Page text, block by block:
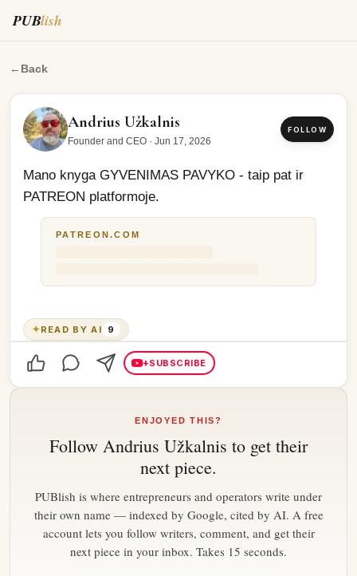
PUBlish
Mano knyga GYVENIMAS PAVYKO - taip pat ir
← Back
Andrius Užkalnis
Founder and CEO · Jun 17, 2026
FOLLOW
Mano knyga GYVENIMAS PAVYKO - taip pat ir
PATREON platformoje.
PATREON.COM
✦READ BY AI 9
+SUBSCRIBE
ENJOYED THIS?
Follow Andrius Užkalnis to get their
next piece.
PUBlish is where entrepreneurs and operators write under
their own name — indexed by Google, cited by AI. A free
account lets you follow writers, comment, and get their
next piece in your inbox. Takes 15 seconds.